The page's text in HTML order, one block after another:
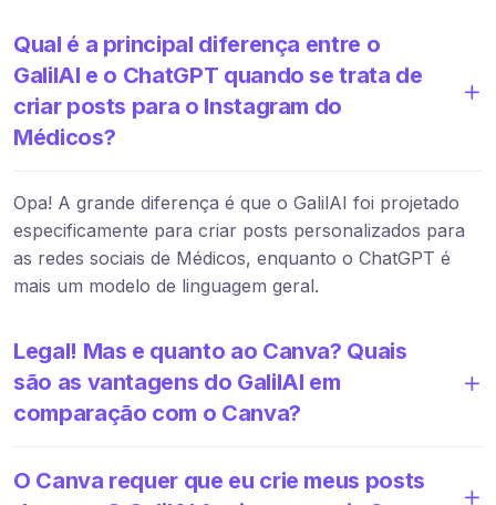
Qual é a principal diferença entre o
GalilAI e o ChatGPT quando se trata de
criar posts para o Instagram do
Médicos?
Opa! A grande diferença é que o GalilAI foi projetado
especificamente para criar posts personalizados para
as redes sociais de Médicos, enquanto o ChatGPT é
mais um modelo de linguagem geral.
Legal! Mas e quanto ao Canva? Quais
são as vantagens do GalilAI em
comparação com o Canva?
O Canva requer que eu crie meus posts